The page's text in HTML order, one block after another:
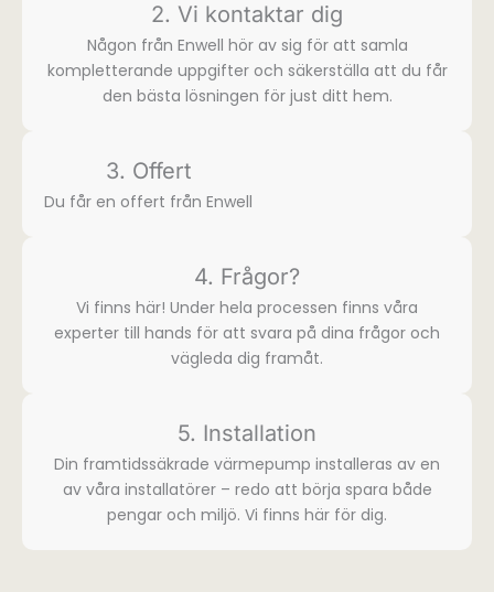
2. Vi kontaktar dig
Någon från Enwell hör av sig för att samla
komplette­rande uppgifter och säkerställa att du får
den bästa lösningen för just ditt hem.
3. Offert
Du får en offert från Enwell
4. Frågor?
Vi finns här! Under hela processen finns våra
experter till hands för att svara på dina frågor och
vägleda dig framåt.
5. Installation
Din framtidssäkrade värmepump installeras av en
av våra installatörer – redo att börja spara både
pengar och miljö. Vi finns här för dig.​